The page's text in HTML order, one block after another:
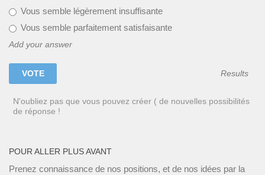
Vous semble légèrement insuffisante
Vous semble parfaitement satisfaisante
Add your answer
Results
N'oubliez pas que vous pouvez créer ( de nouvelles possibilités
de réponse !
POUR ALLER PLUS AVANT
Prenez connaissance de nos positions, et de nos idées par la